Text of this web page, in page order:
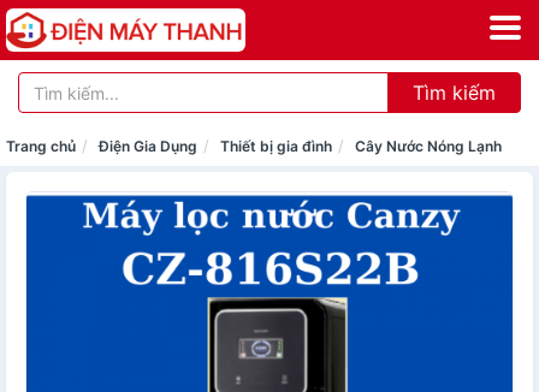
Tìm kiếm
Trang chủ Điện Gia Dụng Thiết bị gia đình Cây Nước Nóng Lạnh